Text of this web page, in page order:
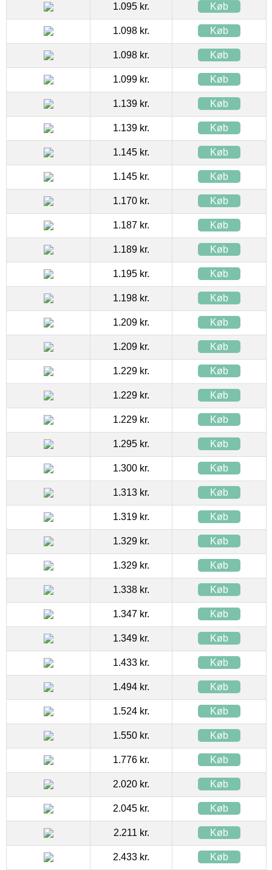
1.095 kr. Køb
1.098 kr. Køb
1.098 kr. Køb
1.099 kr. Køb
1.139 kr. Køb
1.139 kr. Køb
1.145 kr. Køb
1.145 kr. Køb
1.170 kr. Køb
1.187 kr. Køb
1.189 kr. Køb
1.195 kr. Køb
1.198 kr. Køb
1.209 kr. Køb
1.209 kr. Køb
1.229 kr. Køb
1.229 kr. Køb
1.229 kr. Køb
1.295 kr. Køb
1.300 kr. Køb
1.313 kr. Køb
1.319 kr. Køb
1.329 kr. Køb
1.329 kr. Køb
1.338 kr. Køb
1.347 kr. Køb
1.349 kr. Køb
1.433 kr. Køb
1.494 kr. Køb
1.524 kr. Køb
1.550 kr. Køb
1.776 kr. Køb
2.020 kr. Køb
2.045 kr. Køb
2.211 kr. Køb
2.433 kr. Køb